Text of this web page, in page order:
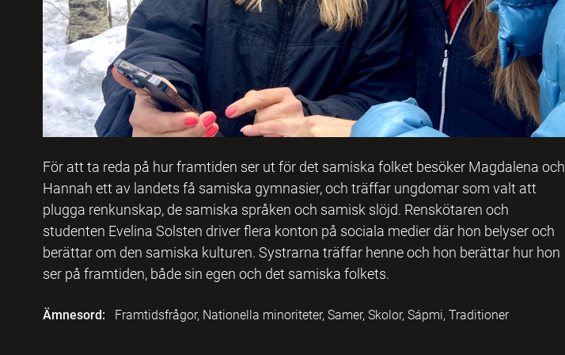
För att ta reda på hur framtiden ser ut för det samiska folket besöker Magdalena och
Hannah ett av landets få samiska gymnasier, och träffar ungdomar som valt att
plugga renkunskap, de samiska språken och samisk slöjd. Renskötaren och
studenten Evelina Solsten driver flera konton på sociala medier där hon belyser och
berättar om den samiska kulturen. Systrarna träffar henne och hon berättar hur hon
ser på framtiden, både sin egen och det samiska folkets.
Ämnesord: Framtidsfrågor, Nationella minoriteter, Samer, Skolor, Sápmi, Traditioner